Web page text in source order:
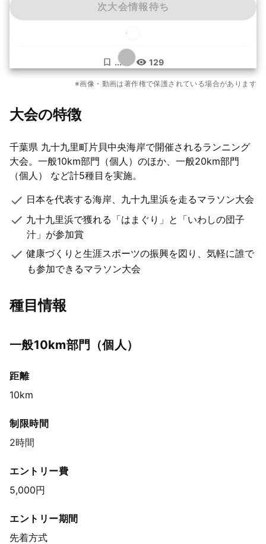
次大会情報待ち
... 129
もっと見る
11枚
※画像・動画は著作権で保護されている場合があります
大会の特徴
千葉県 九⼗九⾥町⽚⾙中央海岸で開催されるランニング
大会。⼀般10km部⾨（個⼈）のほか、⼀般20km部⾨
（個⼈） など計5種目を実施。
日本を代表する海岸、九十九里浜を走るマラソン大会
九十九里浜で獲れる「はまぐり」と「いわしの団子
汁」が参加賞
健康づくりと生涯スポーツの振興を図り、気軽に誰で
も参加できるマラソン大会
種目情報
⼀般10km部⾨（個⼈）
距離
10km
制限時間
2時間
エントリー費
5,000円
エントリー期間
先着方式